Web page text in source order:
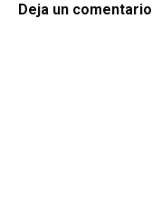
Deja un comentario